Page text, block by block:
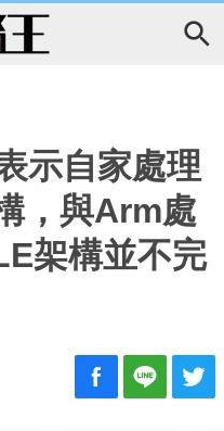
示自家處理
，與Arm處
架構並不完